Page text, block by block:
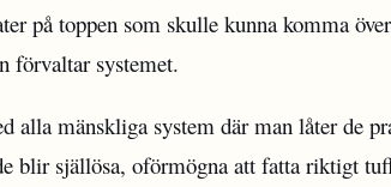
på toppen som skulle kunna komma
förvaltar systemet.
alla mänskliga system där man låter de
blir själlösa, oförmögna att fatta riktigt